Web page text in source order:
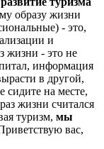
образу жизни
- это,
и
жизни - это не
информация
в другой,
сидите на месте,
жизни считался
туризм, мы
вас,